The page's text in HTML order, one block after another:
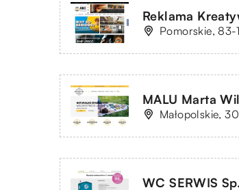
Reklama
Pomorskie, 83-
MALU Marta
Małopolskie,
WC SERWIS